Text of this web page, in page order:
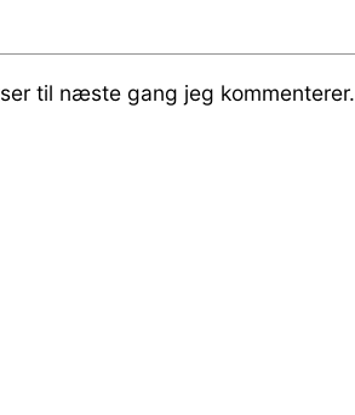
til næste gang jeg kommenterer.